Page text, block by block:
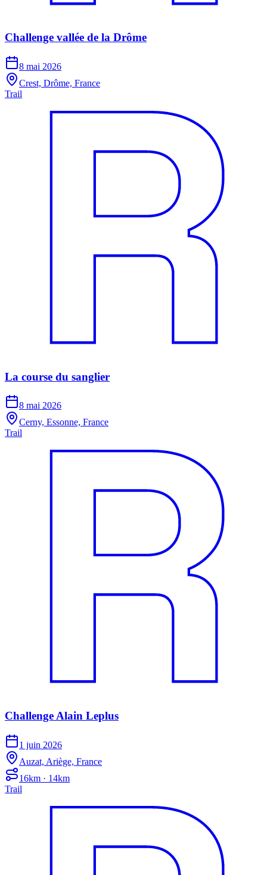
Challenge vallée de la Drôme
8 mai 2026
Crest, Drôme, France
Trail
La course du sanglier
8 mai 2026
Cerny, Essonne, France
Trail
Challenge Alain Leplus
1 juin 2026
Auzat, Ariège, France
16km · 14km
Trail